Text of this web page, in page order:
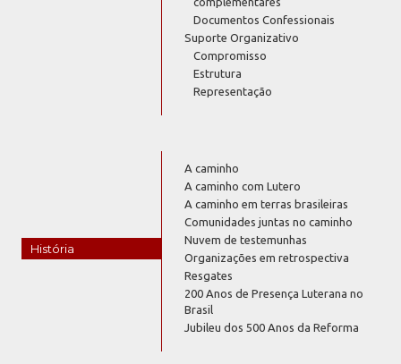
Documentos Confessionais
Suporte Organizativo
Compromisso
Estrutura
Representação
História
A caminho
A caminho com Lutero
A caminho em terras brasileiras
Comunidades juntas no caminho
Nuvem de testemunhas
Organizações em retrospectiva
Resgates
200 Anos de Presença Luterana no
Brasil
Jubileu dos 500 Anos da Reforma